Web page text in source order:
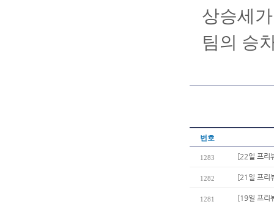
상승세
팀의 승
번호
1283 [22일 프리
1282 [21일 프리
1281 [19일 프리